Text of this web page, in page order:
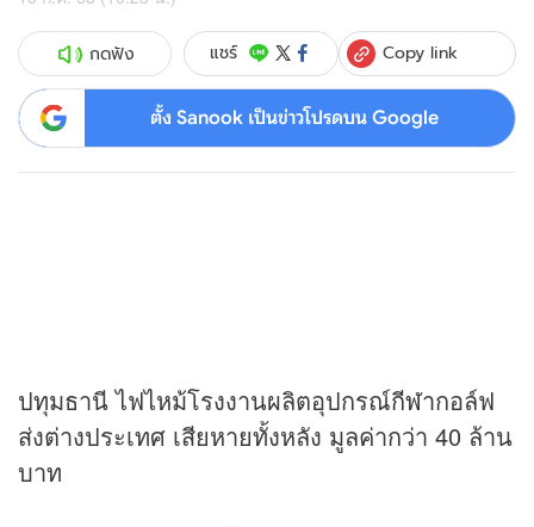
กดฟัง แชร์ Copy link
ตั้ง Sanook เป็นข่าวโปรดบน Google
ปทุมธานี ไฟไหม้โรงงานผลิตอุปกรณ์กีฬากอล์ฟ
ส่งต่างประเทศ เสียหายทั้งหลัง มูลค่ากว่า 40 ล้าน
บาท